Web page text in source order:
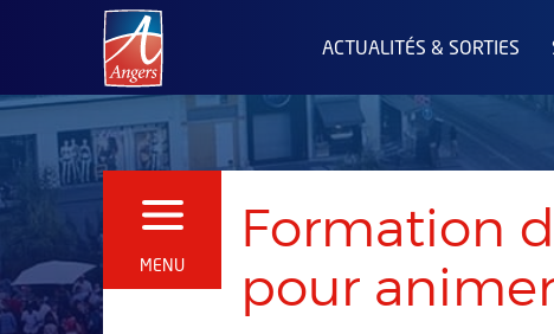
Angers.fr : Retour à l'accueil
ACTUALITÉS & SORTIES
MENU
OUVRIR LE MENU
Formation
pour